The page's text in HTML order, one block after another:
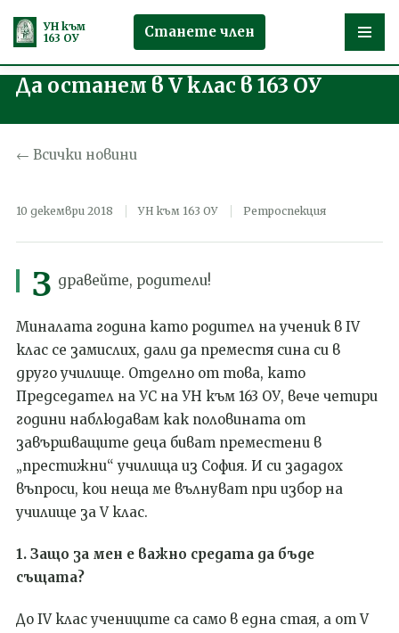
Продължете
към
УН към
163 ОУ
Станете член
Да останем в V клас в 163 ОУ
← Всички новини
10 декември 2018 УН към 163 ОУ Ретроспекция
З дравейте, родители!
Миналата година като родител на ученик в IV
клас се замислих, дали да преместя сина си в
друго училище. Отделно от това, като
Председател на УС на УН към 163 ОУ, вече четири
години наблюдавам как половината от
завършващите деца биват преместени в
„престижни“ училища из София. И си зададох
въпроси, кои неща ме вълнуват при избор на
училище за V клас.
1. Защо за мен е важно средата да бъде
същата?
До IV клас учениците са само в една стая, а от V